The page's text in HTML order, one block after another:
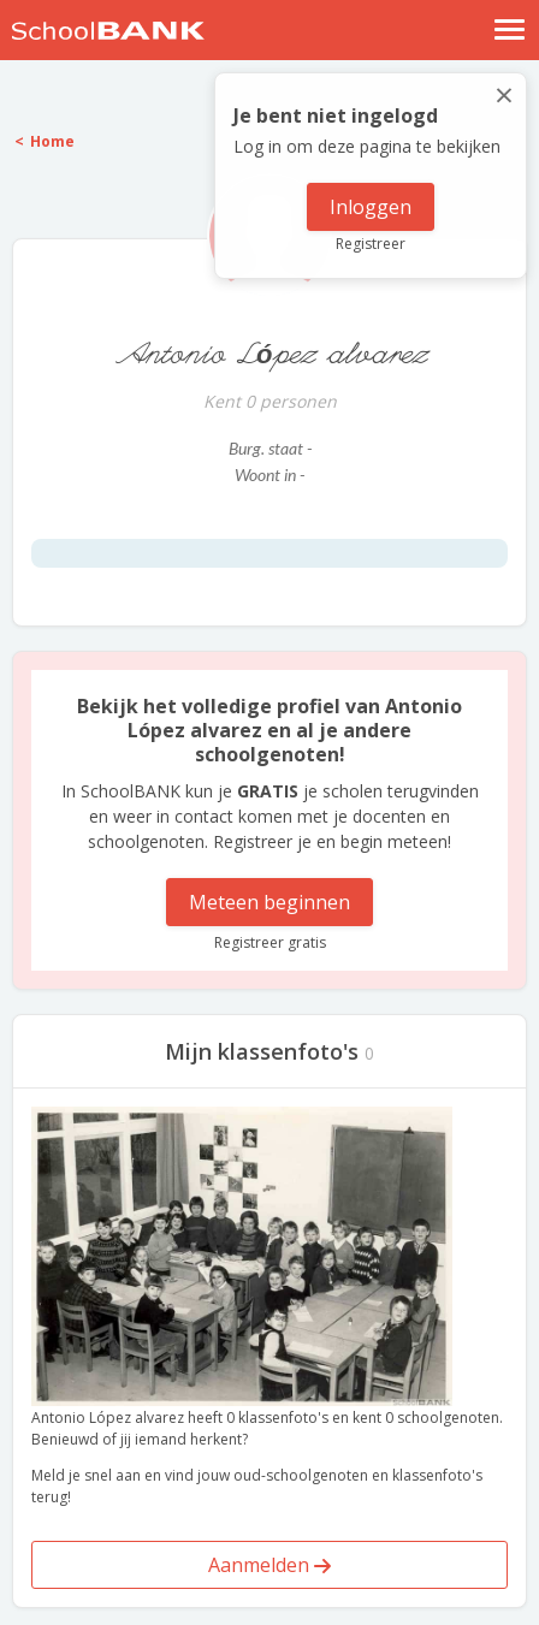
Nostalgische verhalen
Log in
Meld je gratis aan
×
Je bent niet ingelogd
Log in om deze pagina te bekijken
Inloggen
Registreer
Home
Antonio López alvarez
Kent 0 personen
Burg. staat -
Woont in -
Bekijk het volledige profiel van Antonio
López alvarez en al je andere
schoolgenoten!
In SchoolBANK kun je GRATIS je scholen terugvinden
en weer in contact komen met je docenten en
schoolgenoten. Registreer je en begin meteen!
Meteen beginnen
Registreer gratis
Mijn klassenfoto's 0
Antonio López alvarez heeft 0 klassenfoto's en kent 0 schoolgenoten.
Benieuwd of jij iemand herkent?
Meld je snel aan en vind jouw oud-schoolgenoten en klassenfoto's
terug!
Aanmelden